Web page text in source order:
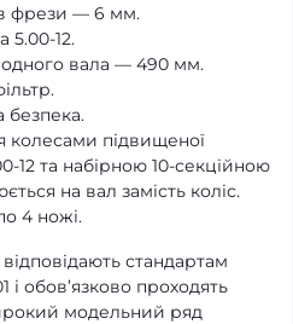
фрези — 6 мм.
5.00-12.
вала — 490 мм.
безпека.
колесами підвищеної
12 та набірною 10-секційною
на вал замість коліс.
4 ножі.
стандартам
і обов’язково проходять
модельний ряд